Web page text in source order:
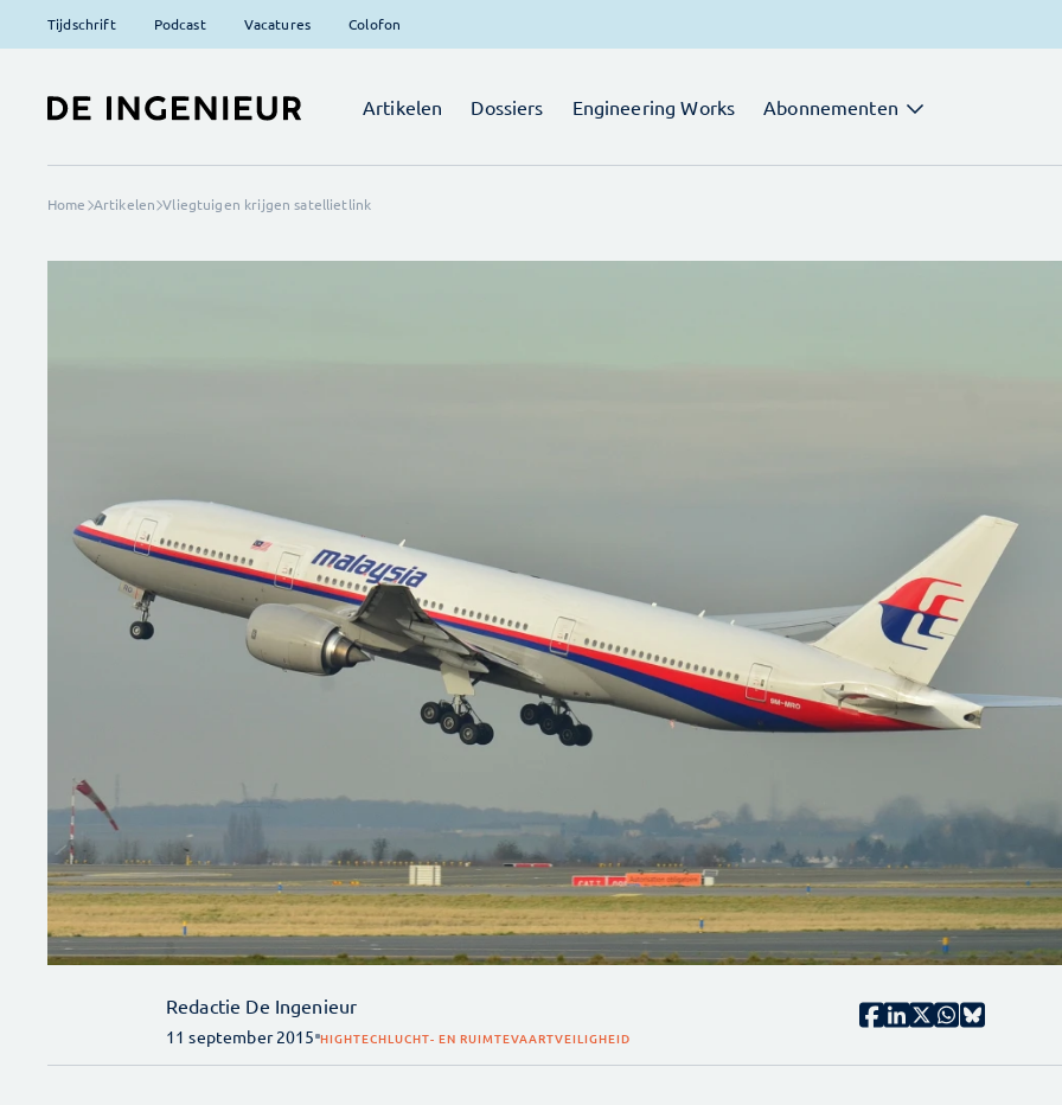
Tijdschrift Podcast Vacatures Colofon
Artikelen Dossiers Engineering Works Abonnementen
Home Artikelen Vliegtuigen krijgen satellietlink
Redactie De Ingenieur
11 september 2015 HIGHTECHLUCHT- EN RUIMTEVAARTVEILIGHEID